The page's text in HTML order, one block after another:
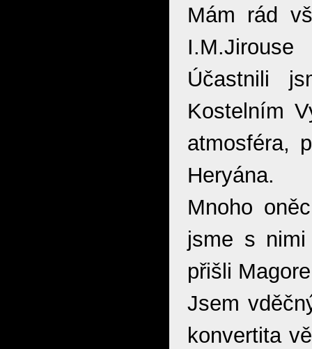
Mám rád
Účastnili
Kostelním
atmosféra,
Heryána.
Mnoho
jsme s
přišli
Jsem
konvertita